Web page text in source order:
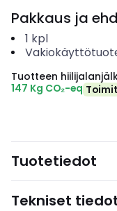
Pakkaus ja
1 kpl
Tuotteen
147 Kg CO₂-eq
Tuotetiedot
Tekniset